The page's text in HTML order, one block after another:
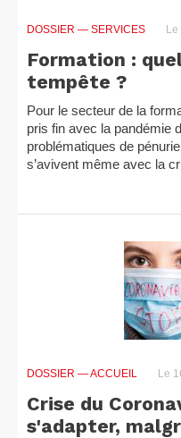
DOSSIER — SERVICES
Formation :
tempête ?
Pour le secteur de la
pris fin avec la pandémie
problématiques de
s’avivent même avec la
DOSSIER — ACCUEIL Le
Crise du
s'adapter,